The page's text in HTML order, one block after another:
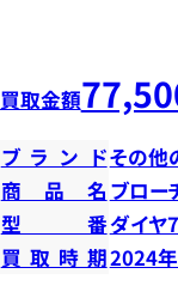
買取金額
ブランドその他
商品名 ブロー
型番ダイヤ
買取時期2024